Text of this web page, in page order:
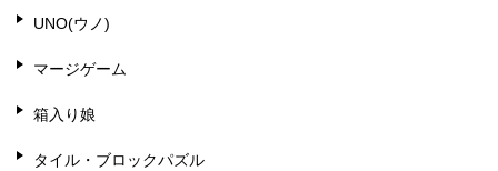
UNO(ウノ)
マージゲーム
箱入り娘
タイル・ブロックパズル